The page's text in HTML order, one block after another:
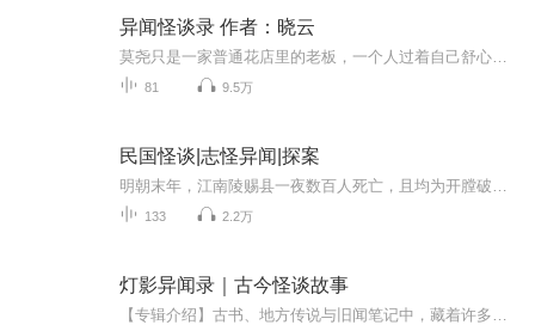
异闻怪谈录 作者：晓云
81 9.5万
民国怪谈|志怪异闻|探案
133 2.2万
灯影异闻录｜古今怪谈故事